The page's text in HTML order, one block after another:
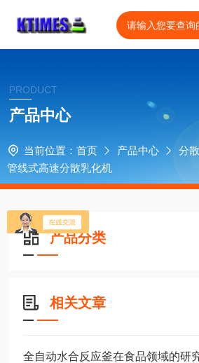
PRODUCT
产品中心
当前位置： 首页 产品中心
分
管线式高速分散乳化机
产品分类
相关文章
全自动水合反应釜在食品领域的研